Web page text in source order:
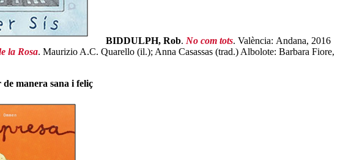
BIDDULPH, Rob. No com tots. València: Andana, 2016
la Rosa. Maurizio A.C. Quarello (il.); Anna Casassas (trad.) Albolote: Barbara Fiore,
manera sana i feliç